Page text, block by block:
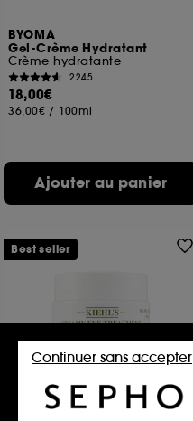
BYOMA
Gel-Crème Hydratant
Crème hydratante
2245
18,00€
36,00€ / 100ml
Ajouter au panier
KIEHL'S SINCE 1851
Creamy Eye Treatment With
Best seller
Continuer sans accepter